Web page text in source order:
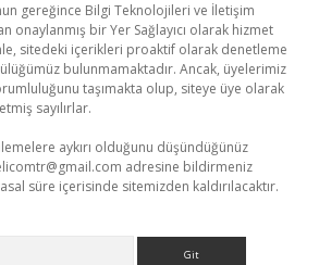
gereğince Bilgi Teknolojileri ve İletişim
onaylanmış bir Yer Sağlayıcı olarak hizmet
sitedeki içerikleri proaktif olarak denetleme
bulunmamaktadır. Ancak, üyelerimiz
taşımakta olup, siteye üye olarak
sayılırlar.
aykırı olduğunu düşündüğünüz
adresine bildirmeniz
süre içerisinde sitemizden kaldırılacaktır.